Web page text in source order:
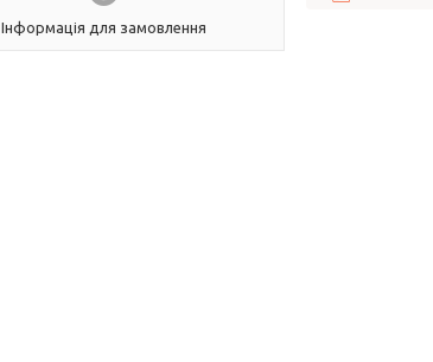
Інформація для замовлення